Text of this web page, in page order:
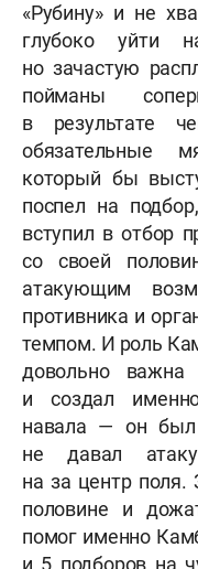
«Рубину» и не
глубоко уйти
но зачастую
пойманы
в результате
обязательные
который бы
поспел на
вступил в отбор
со своей
атакующим
противника и
темпом. И роль
довольно
и создал
навала — он был
не давал
на за центр поля.
половине и
помог именно
и 5 подборов на